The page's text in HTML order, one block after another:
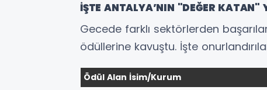
İŞTE ANTALYA’NIN "DEĞER KATAN"
Gecede farklı sektörlerden
ödüllerine kavuştu. İşte
Ödül Alan İsim/Kurum